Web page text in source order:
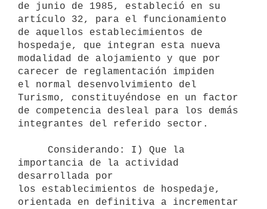
de junio de 1985, estableció en su
artículo 32, para el funcionamiento
de aquellos establecimientos de
hospedaje, que integran esta nueva
modalidad de alojamiento y que por
carecer de reglamentación impiden
el normal desenvolvimiento del
Turismo, constituyéndose en un factor
de competencia desleal para los demás
integrantes del referido sector.
importancia de la actividad
desarrollada por
los establecimientos de hospedaje,
orientada en definitiva a incrementar